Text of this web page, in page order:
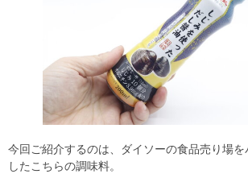
今回ご紹介するのは、ダイソーの食品売り場
したこちらの調味料。